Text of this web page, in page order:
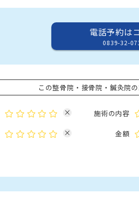
電話予約は
0839-32-
この整骨院・接骨院・鍼灸院
× 施術の内容
× 金額